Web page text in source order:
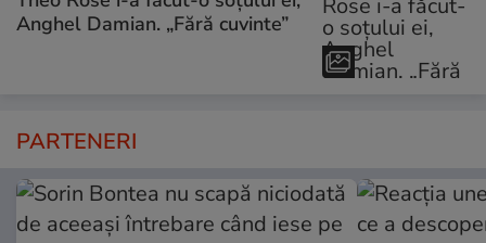
Anghel Damian. „Fără cuvinte”
PARTENERI